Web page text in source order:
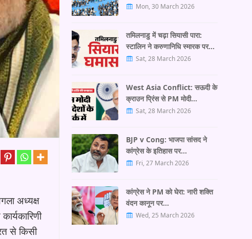
अध्यक्ष
से किसी
Mon, 30 March 2026
तमिलनाडु में चढ़ा सियासी पारा:
स्टालिन ने करुणानिधि स्मारक पर…
Sat, 28 March 2026
West Asia Conflict: सऊदी के
क्राउन प्रिंस से PM मोदी…
Sat, 28 March 2026
BJP v Cong: भाजपा सांसद ने
कांग्रेस के इतिहास पर…
Fri, 27 March 2026
कांग्रेस ने PM को घेरा: नारी शक्ति
वंदन कानून पर…
Wed, 25 March 2026